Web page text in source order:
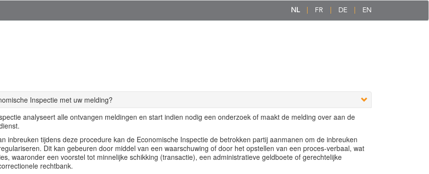
NL FR DE EN
Inspectie met uw melding?
analyseert alle ontvangen meldingen en start indien nodig een onderzoek of maakt de melding over aan de
inbreuken tijdens deze procedure kan de Economische Inspectie de betrokken partij aanmanen om de inbreuken
Dit kan gebeuren door middel van een waarschuwing of door het opstellen van een proces-verbaal, wat
waaronder een voorstel tot minnelijke schikking (transactie), een administratieve geldboete of gerechtelijke
rechtbank.